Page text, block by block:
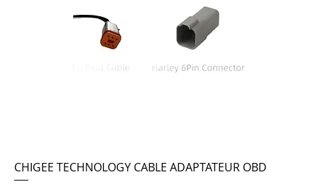
CHIGEE TECHNOLOGY CABLE ADAPTATEUR OBD